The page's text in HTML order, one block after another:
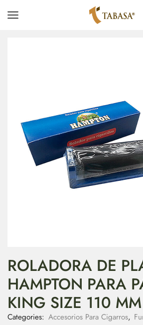
ROLADORA DE
HAMPTON PARA
KING SIZE 110 MM
Categories: Accesorios Para Cigarros,